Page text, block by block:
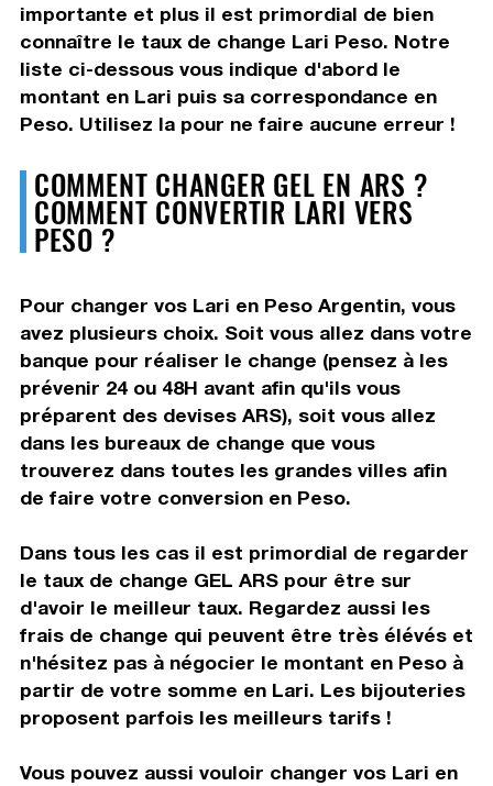
importante et plus il est primordial de bien
connaître le taux de change Lari Peso. Notre
liste ci-dessous vous indique d'abord le
montant en Lari puis sa correspondance en
Peso. Utilisez la pour ne faire aucune erreur !
COMMENT CHANGER GEL EN ARS ?
COMMENT CONVERTIR LARI VERS
PESO ?
Pour changer vos Lari en Peso Argentin, vous
avez plusieurs choix. Soit vous allez dans votre
banque pour réaliser le change (pensez à les
prévenir 24 ou 48H avant afin qu'ils vous
préparent des devises ARS), soit vous allez
dans les bureaux de change que vous
trouverez dans toutes les grandes villes afin
de faire votre conversion en Peso.
Dans tous les cas il est primordial de regarder
le taux de change GEL ARS pour être sur
d'avoir le meilleur taux. Regardez aussi les
frais de change qui peuvent être très élévés et
n'hésitez pas à négocier le montant en Peso à
partir de votre somme en Lari. Les bijouteries
proposent parfois les meilleurs tarifs !
Vous pouvez aussi vouloir changer vos Lari en